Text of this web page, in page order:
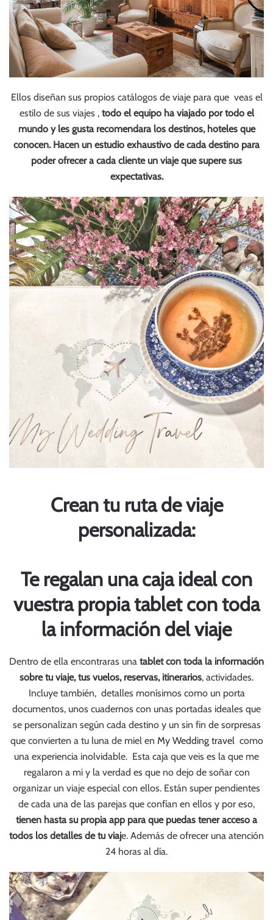
Ellos diseñan sus propios catálogos de viaje para que veas el
estilo de sus viajes ,todo el equipo ha viajado por todo el
mundo y les gusta recomendara los destinos, hoteles que
conocen. Hacen un estudio exhaustivo de cada destino para
poder ofrecer a cada cliente un viaje que supere sus
expectativas.
Crean tu ruta de viaje
personalizada:
Te regalan una caja ideal con
vuestra propia tablet con toda
la información del viaje
Dentro de ella encontraras una tablet con toda la información
sobre tu viaje, tus vuelos, reservas, itinerarios, actividades.
Incluye también, detalles monísimos como un porta
documentos, unos cuadernos con unas portadas ideales que
se personalizan según cada destino y un sin fin de sorpresas
que convierten a tu luna de miel en My Wedding travel como
una experiencia inolvidable. Esta caja que veis es la que me
regalaron a mi y la verdad es que no dejo de soñar con
organizar un viaje especial con ellos. Están super pendientes
de cada una de las parejas que confían en ellos y por eso,
tienen hasta su propia app para que puedas tener acceso a
todos los detalles de tu viaje. Además de ofrecer una atención
24 horas al día.